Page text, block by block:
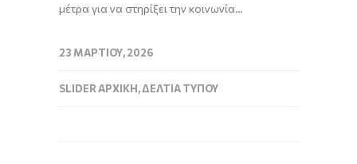
μέτρα για να στηρίξει την κοινωνία…
23 ΜΑΡΤΊΟΥ, 2026
SLIDER ΑΡΧΙΚΉ,ΔΕΛΤΊΑ ΤΎΠΟΥ